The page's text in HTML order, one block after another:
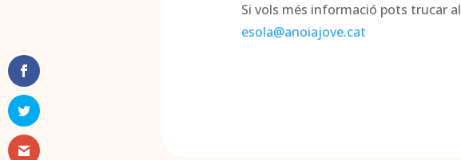
Si vols més informació pots trucar al
esola@anoiajove.cat